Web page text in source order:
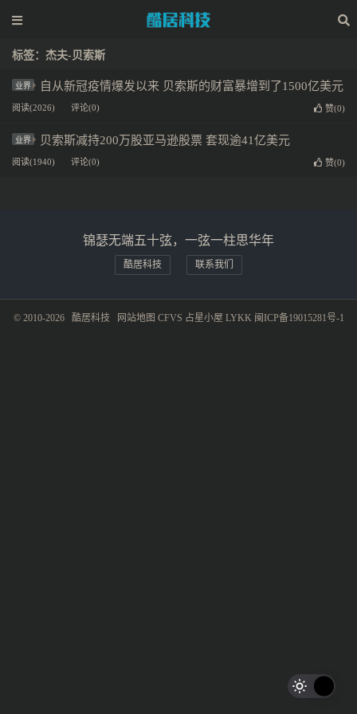
标签：杰夫-贝索斯
业界 自从新冠疫情爆发以来 贝索斯的财富暴增到了1500亿美元
阅读(2026) 评论(0) 赞(0)
业界 贝索斯减持200万股亚马逊股票 套现逾41亿美元
阅读(1940) 评论(0) 赞(0)
锦瑟无端五十弦，一弦一柱思华年
酷居科技 联系我们
© 2010-2026 酷居科技 网站地图 CFVS 占星小屋 LYKK 闽ICP备19015281号-1